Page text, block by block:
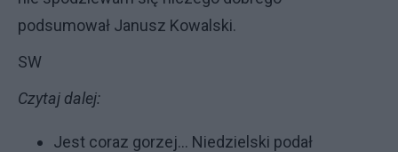
podsumował Janusz Kowalski.
SW
Czytaj dalej:
Jest coraz gorzej... Niedzielski podał